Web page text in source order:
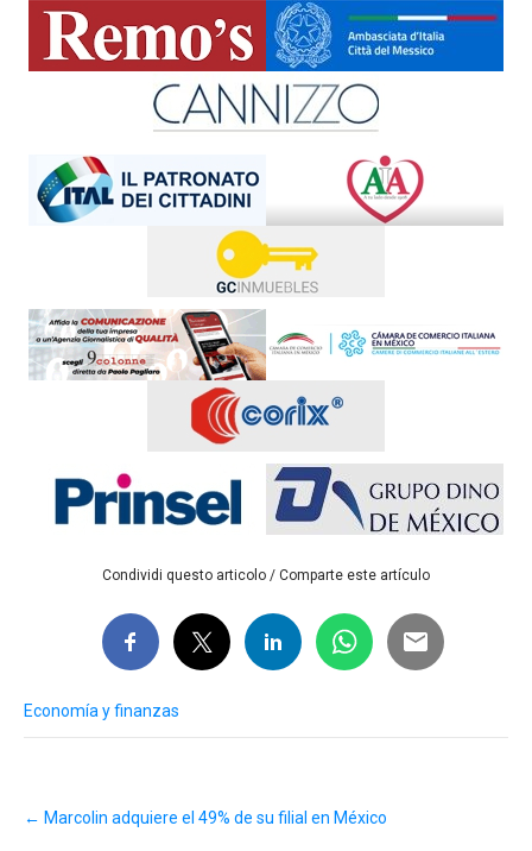
Condividi questo articolo / Comparte este artículo
Economía y finanzas
navigation
← Marcolin adquiere el 49% de su filial en México